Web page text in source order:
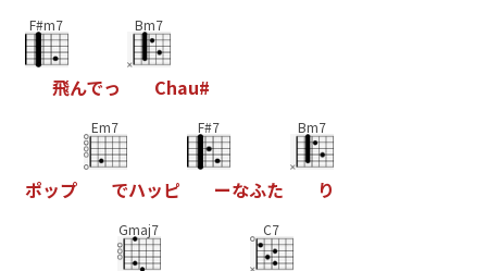
F#m7
飛んでっ
Bm7
Chau#
ポップ
Em7
でハッピ
F#7
ーなふた
Bm7
り
Gmaj7 C7